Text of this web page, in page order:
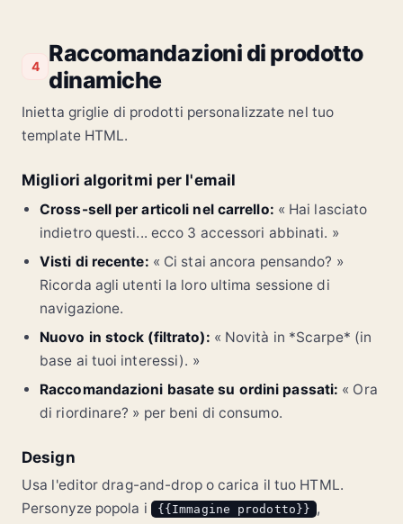
4
Raccomandazioni di prodotto
dinamiche
Inietta griglie di prodotti personalizzate nel tuo
template HTML.
Migliori algoritmi per l'email
Cross-sell per articoli nel carrello: « Hai lasciato
indietro questi... ecco 3 accessori abbinati. »
Visti di recente: « Ci stai ancora pensando? »
Ricorda agli utenti la loro ultima sessione di
navigazione.
Nuovo in stock (filtrato): « Novità in *Scarpe* (in
base ai tuoi interessi). »
Raccomandazioni basate su ordini passati: « Ora
di riordinare? » per beni di consumo.
Design
Usa l'editor drag-and-drop o carica il tuo HTML.
Personyze popola i
{{Immagine prodotto}} ,